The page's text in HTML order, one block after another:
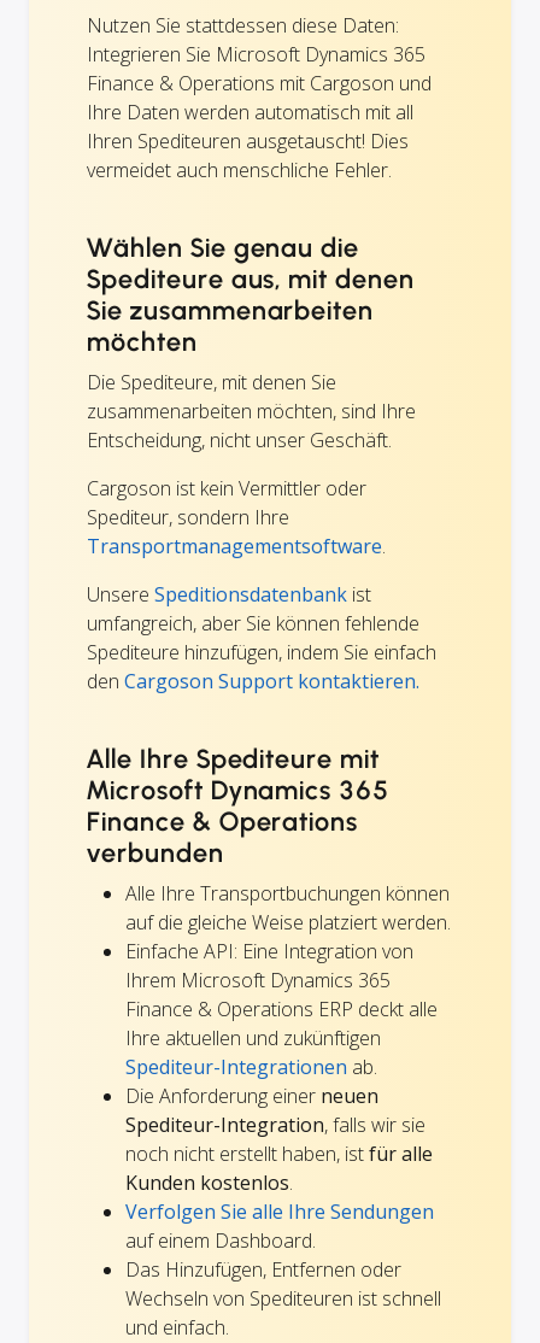
Nutzen Sie stattdessen diese Daten:
Integrieren Sie Microsoft Dynamics 365
Finance & Operations mit Cargoson und
Ihre Daten werden automatisch mit all
Ihren Spediteuren ausgetauscht! Dies
vermeidet auch menschliche Fehler.
Wählen Sie genau die
Spediteure aus, mit denen
Sie zusammenarbeiten
möchten
Die Spediteure, mit denen Sie
zusammenarbeiten möchten, sind Ihre
Entscheidung, nicht unser Geschäft.
Cargoson ist kein Vermittler oder
Spediteur, sondern Ihre
Transportmanagementsoftware.
Unsere Speditionsdatenbank ist
umfangreich, aber Sie können fehlende
Spediteure hinzufügen, indem Sie einfach
den Cargoson Support kontaktieren.
Alle Ihre Spediteure mit
Microsoft Dynamics 365
Finance & Operations
verbunden
Alle Ihre Transportbuchungen können
auf die gleiche Weise platziert werden.
Einfache API: Eine Integration von
Ihrem Microsoft Dynamics 365
Finance & Operations ERP deckt alle
Ihre aktuellen und zukünftigen
Spediteur-Integrationen ab.
Die Anforderung einer neuen
Spediteur-Integration, falls wir sie
noch nicht erstellt haben, istfür alle
Kunden kostenlos.
Verfolgen Sie alle Ihre Sendungen
auf einem Dashboard.
Das Hinzufügen, Entfernen oder
Wechseln von Spediteuren ist schnell
und einfach.